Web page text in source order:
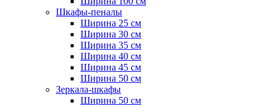
Шкафы-пеналы
Ширина 25 см
Ширина 30 см
Ширина 35 см
Ширина 40 см
Ширина 45 см
Ширина 50 см
Зеркала-шкафы
Ширина 50 см